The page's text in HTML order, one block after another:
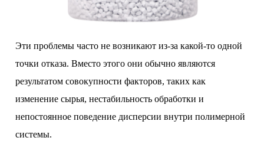
Эти проблемы часто не возникают из-за какой-то одной
точки отказа. Вместо этого они обычно являются
результатом совокупности факторов, таких как
изменение сырья, нестабильность обработки и
непостоянное поведение дисперсии внутри полимерной
системы.